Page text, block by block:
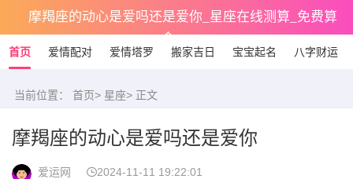
摩羯座的动心是爱吗还是爱你_星座在线测算_免费算
命
首页 爱情配对 爱情塔罗 搬家吉日 宝宝起名 八字财运
当前位置： 首页> 星座> 正文
摩羯座的动心是爱吗还是爱你
爱运网 2024-11-11 19:22:01